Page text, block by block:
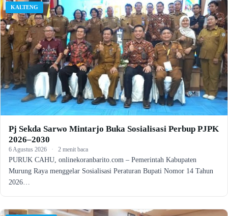
KALTENG
Pj Sekda Sarwo Mintarjo Buka Sosialisasi Perbup PJPK
2026–2030
6 Agustus 2026 · 2 menit baca
PURUK CAHU, onlinekoranbarito.com – Pemerintah Kabupaten
Murung Raya menggelar Sosialisasi Peraturan Bupati Nomor 14 Tahun
2026…